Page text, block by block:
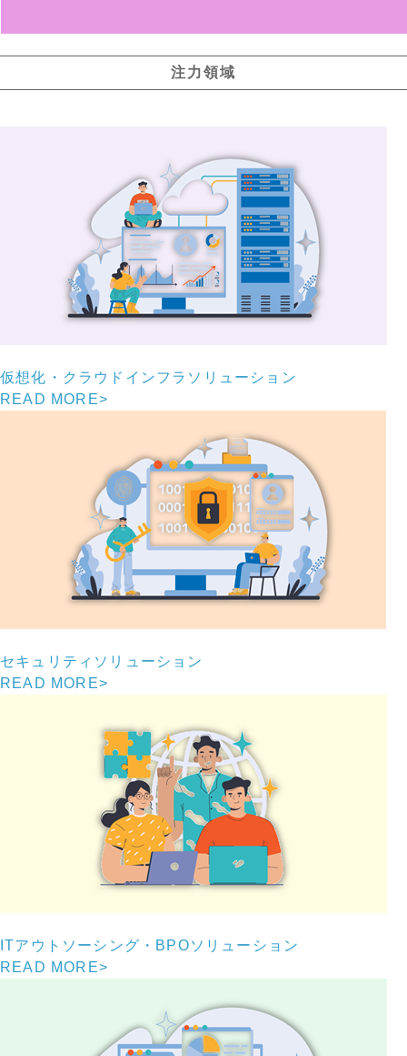
注力領域
仮想化・クラウドインフラソリューション
READ MORE>
セキュリティソリューション
READ MORE>
ITアウトソーシング・BPOソリューション
READ MORE>